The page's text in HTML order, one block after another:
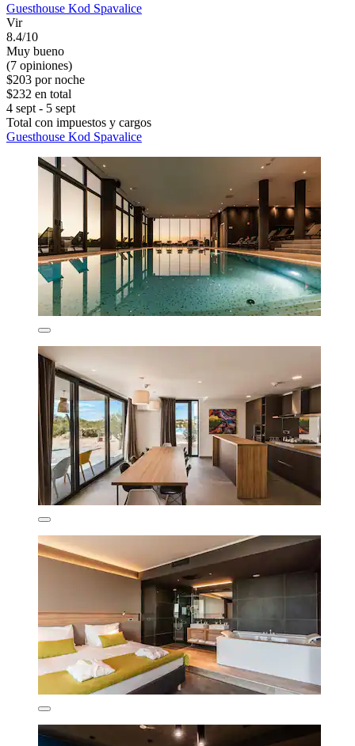
Guesthouse Kod Spavalice
Vir
8.4/10
Muy bueno
(7 opiniones)
$203 por noche
$232 en total
4 sept - 5 sept
Total con impuestos y cargos
Guesthouse Kod Spavalice